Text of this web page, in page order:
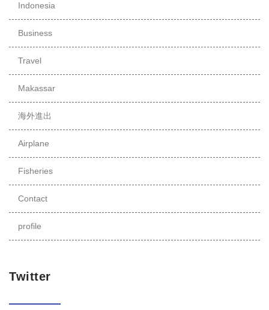
Indonesia
Business
Travel
Makassar
海外進出
Airplane
Fisheries
Contact
profile
Twitter